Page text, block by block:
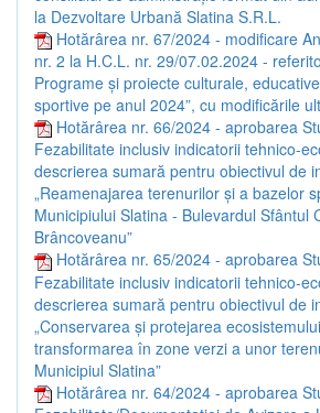
la Dezvoltare Urbană Slatina S.R.L.
Hotărârea nr. 67/2024 - modificare
nr. 2 la H.C.L. nr. 29/07.02.2024 -
Programe și proiecte culturale,
sportive pe anul 2024”, cu modificările
Hotărârea nr. 66/2024 - aprobarea
Fezabilitate inclusiv indicatorii tehnico-
descrierea sumară pentru obiectivul de
„Reamenajarea terenurilor și a bazelor
Municipiului Slatina - Bulevardul Sfântul
Brâncoveanu”
Hotărârea nr. 65/2024 - aprobarea
Fezabilitate inclusiv indicatorii tehnico-
descrierea sumară pentru obiectivul de
„Conservarea și protejarea
transformarea în zone verzi a unor
Municipiul Slatina”
Hotărârea nr. 64/2024 - aprobarea